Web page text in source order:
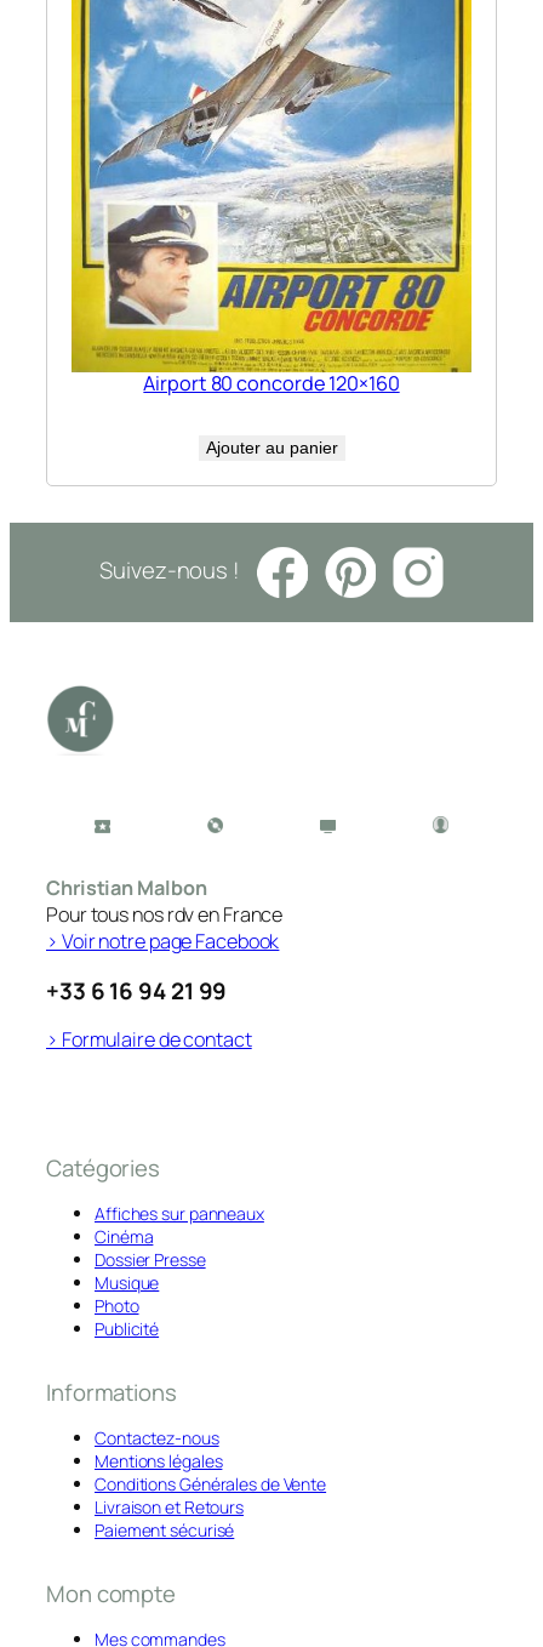
Airport 80 concorde 120×160
Ajouter au panier
Suivez-nous !
Christian Malbon
Pour tous nos rdv en France
> Voir notre page Facebook
+33 6 16 94 21 99
> Formulaire de contact
Catégories
Affiches sur panneaux
Cinéma
Dossier Presse
Musique
Photo
Publicité
Informations
Contactez-nous
Mentions légales
Conditions Générales de Vente
Livraison et Retours
Paiement sécurisé
Mon compte
Mes commandes